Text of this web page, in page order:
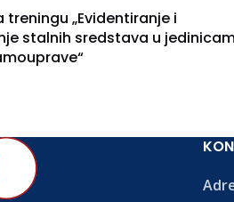
treningu „Evidentiranje i
stalnih sredstava u